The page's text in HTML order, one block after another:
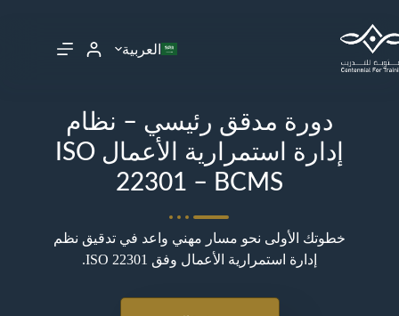
العربية
دورة مدقق رئيسي – نظام
إدارة استمرارية الأعمال ISO
22301 – BCMS
خطوتك الأولى نحو مسار مهني واعد في تدقيق نظم
إدارة استمرارية الأعمال وفق ISO 22301.